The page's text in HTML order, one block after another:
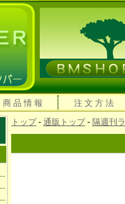
商 品 情 報 注 文 方 法
トップ- 通販トップ- 隔週刊